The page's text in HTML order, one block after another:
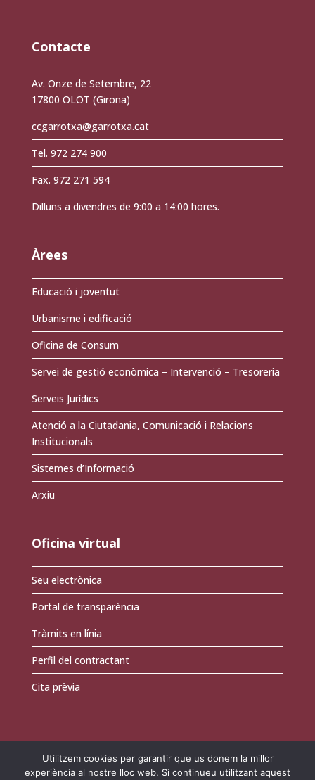
Contacte
Av. Onze de Setembre, 22
17800 OLOT (Girona)
ccgarrotxa@garrotxa.cat
Tel. 972 274 900
Fax. 972 271 594
Dilluns a divendres de 9:00 a 14:00 hores.
Àrees
Educació i joventut
Urbanisme i edificació
Oficina de Consum
Servei de gestió econòmica – Intervenció – Tresoreria
Serveis Jurídics
Atenció a la Ciutadania, Comunicació i Relacions
Institucionals
Sistemes d’Informació
Arxiu
Oficina virtual
Seu electrònica
Portal de transparència
Tràmits en línia
Perfil del contractant
Cita prèvia
Utilitzem cookies per garantir que us donem la millor
experiència al nostre lloc web. Si continueu utilitzant aquest